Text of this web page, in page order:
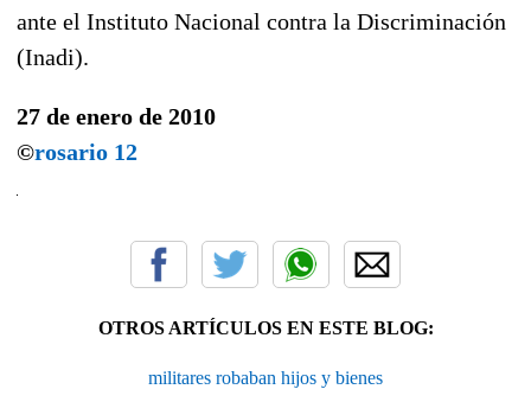
ante el Instituto Nacional contra la Discriminación
(Inadi).
27 de enero de 2010
©rosario 12
OTROS ARTÍCULOS EN ESTE BLOG:
militares robaban hijos y bienes